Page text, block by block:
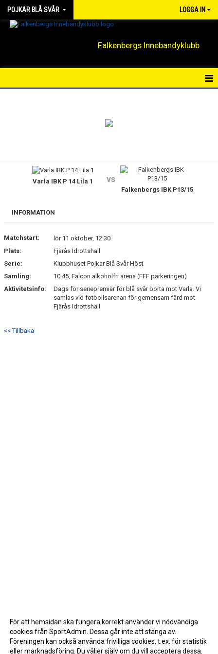
POJKAR BLÅ SVÅR LOGGA IN
Falkenbergs Innebandyklubb
DOKUMENT
Varla IBK P 14 Lila 1 vs
Falkenbergs IBK P13/15
INFORMATION
Matchstart:
lör 11 oktober, 12:30
Plats:
Fjärås Idrottshall
Serie:
Klubbhuset Pojkar Blå Svår Höst
Samling:
10:45, Falcon alkoholfri arena (FFF parkeringen)
Aktivitetsinfo:
Dags för seriepremiär för blå svår borta mot Varla. Vi
samlas vid fotbollsarenan för gemensam färd mot
Fjärås Idrottshall
<< Tillbaka
För att hemsidan ska fungera korrekt använder vi nödvändiga
cookies från SportAdmin. Dessa går inte att stänga av.
Föreningen kan också använda frivilliga cookies, t.ex. för statistik
eller marknadsföring. Du väljer själv om du vill acceptera dessa.